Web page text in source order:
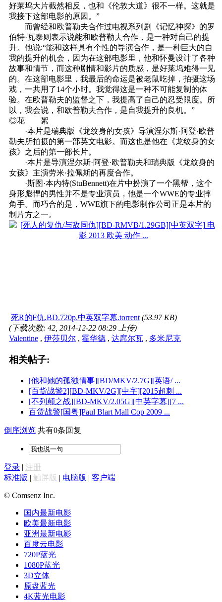
好莱坞大片截然相反，也和《伦敦大道》很不一样。这就是
我接下这部电影的原因。”
而曾经和欧普勒夫合作过电视系列剧《记忆神探》的罗
伯特·瓦泰则表示说能和欧普勒夫合作，是一种对自己的提
升。他说:“能和这样具有个性的导演合作，是一种巨大的自
我的提升的机会，因为在这部电影里，他和怀曼设计了各种
故事和情节，而这种剧情和影片的质感，是好莱坞难得一见
的。在这部电影里，我最后的命运是被老鼠吃掉，拍摄这场
戏，一共用了14个小时。我觉得这是一种不可能复制的体
验。在欧普勒夫的监督之下，我提高了自己的忍受限度。所
以，我会说，和欧普勒夫合作，是自我提升的良机。”
◎花 絮
·本片是瑞典版《龙纹身的女孩》导演涅尔斯·阿登·欧普
勒夫所拍摄的第一部英文电影。而这也是他在《龙纹身的女
孩》之后的第一部长片。
·本片是导演涅尔斯·阿登·欧普勒夫和瑞典版《龙纹身的
女孩》主演劳米·拉佩斯的再度合作。
·斯图·本内特(StuBennett)在片中扮演了一个黑帮，这个
身形彪悍的男性并不是专业演员，他是一个WWE的专业摔
角手。而巧合的是，WWE旗下的电影制作公司正是本片的
制片方之一。
死R的F仇.BD.720p.中英双字幕.torrent (53.97 KB)
(下载次数: 42, 2014-12-22 08:29 上传)
Valentine , 伊莎贝尔 , 霍华德 , 达席尔瓦 , 多米尼克
相关帖子:
[他和她的孤独情事][BD/MKV/2.7G][英语/ ...
[百货战警2][BD-MKV/2G][中字][2015超刺 ...
[不列颠之战][BD-MKV/2.05G][中英字幕][7 ...
百货战警[国粤]Paul Blart Mall Cop 2009 ...
倒序浏览 共有0条回复
登录 | 注册
标准版 | 触屏版 | 电脑版 | 客户端
© Comsenz Inc.
国内最新电影
欧美最新电影
亚洲最新电影
百度云电影
720P蓝光
1080P蓝光
3D立体
原盘蓝光
4K蓝光电影